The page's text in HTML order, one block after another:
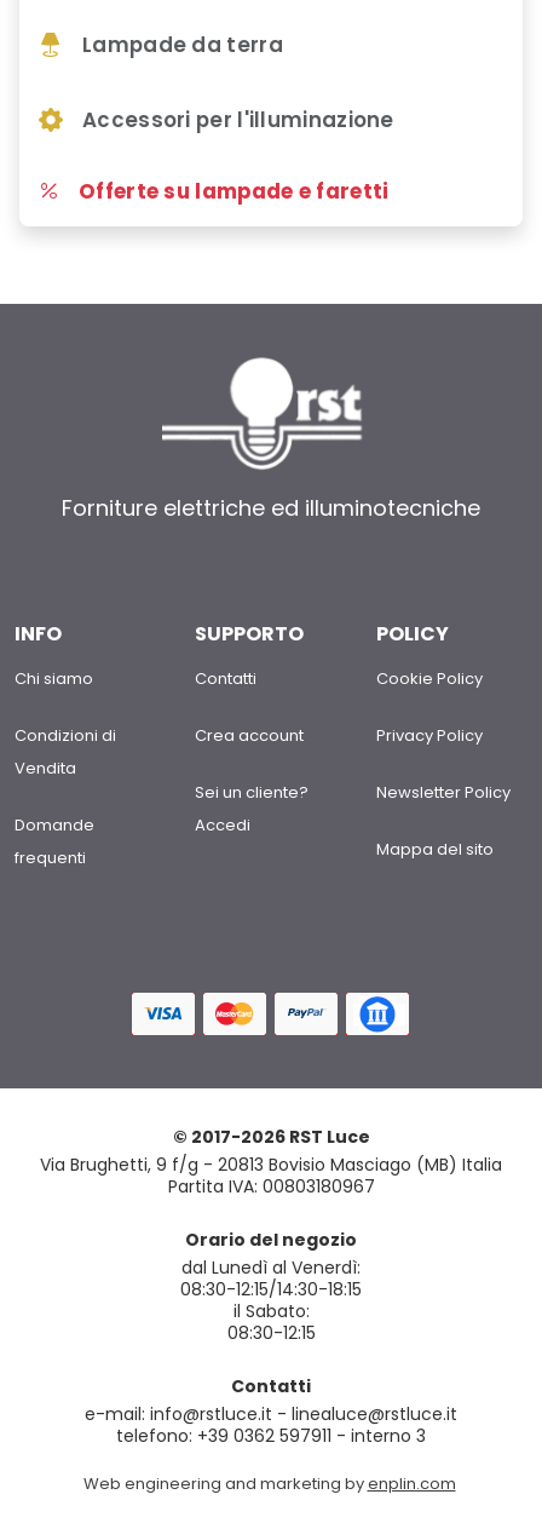
Lampade da terra
Accessori per l'illuminazione
Offerte su lampade e faretti
Forniture elettriche ed illuminotecniche
INFO
Chi siamo
Condizioni di
Vendita
Domande
frequenti
SUPPORTO
Contatti
Crea account
Sei un cliente?
Accedi
POLICY
Cookie Policy
Privacy Policy
Newsletter Policy
Mappa del sito
© 2017-2026 RST Luce
Via Brughetti, 9 f/g - 20813 Bovisio Masciago (MB) Italia
Partita IVA: 00803180967
Orario del negozio
dal Lunedì al Venerdì:
08:30-12:15/14:30-18:15
il Sabato:
08:30-12:15
Contatti
e-mail: info@rstluce.it - linealuce@rstluce.it
telefono: +39 0362 597911 - interno 3
Web engineering and marketing byenplin.com